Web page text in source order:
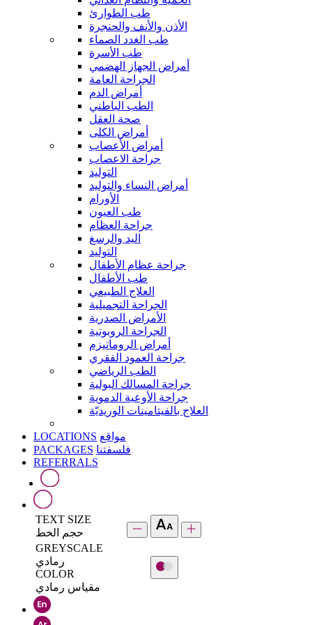
طب الطوارئ
الأذن والأنف والحنجرة
طب الغدد الصماء
طب الأسرة
أمراض الجهاز الهضمي
الجراحة العامة
أمراض الدم
الطب الباطني
صحة العقل
أمراض الكلى
أمراض الأعصاب
جراحة الاعصاب
التوليد
أمراض النساء والتوليد
الأورام
طب العيون
جراحة العظام
اليد والرسغ
التوليد
جراحة عظام الأطفال
طب الأطفال
العلاج الطبيعي
الجراحة التجميلية
الأمراض الصدرية
الجراحة الروبوتية
أمراض الروماتيزم
جراحة العمود الفقري
الطب الرياضي
جراحة المسالك البولية
جراحة الأوعية الدموية
العلاج بالفيتامينات الوريديّة
LOCATIONS مواقع
PACKAGES فلسفتنا
REFERRALS
TEXT SIZE
حجم الخط
GREYSCALE
رمادي
COLOR
مقياس رمادي